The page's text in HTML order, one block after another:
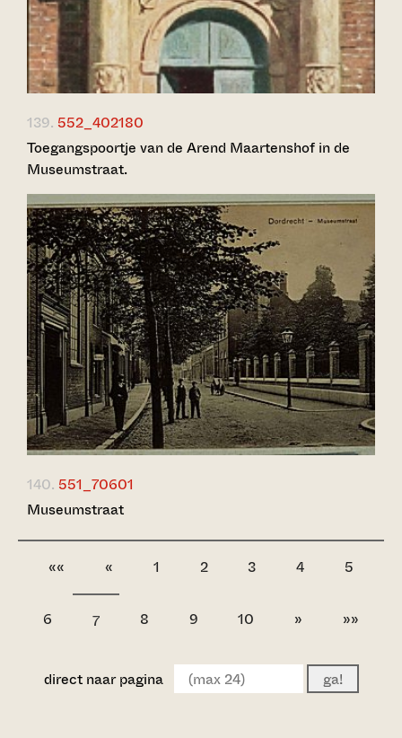
139. 552_402180
Toegangspoortje van de Arend Maartenshof in de
Museumstraat.
140. 551_70601
Museumstraat
«« « 1 2 3 4 5
6 7 8 9 10 » »»
direct naar pagina ga!